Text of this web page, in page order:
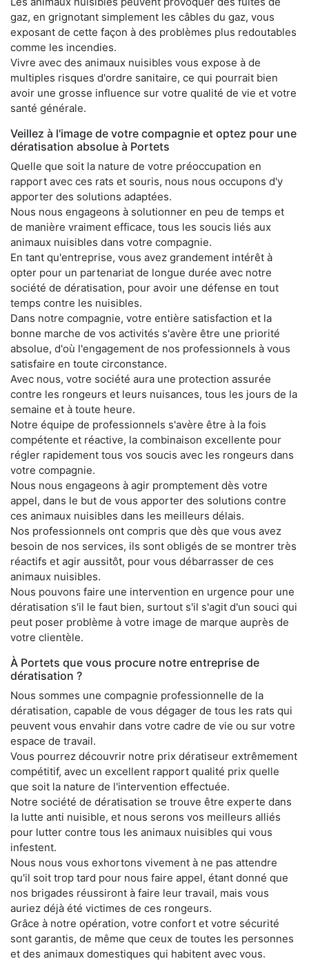
gaz, en grignotant simplement les câbles du gaz, vous
exposant de cette façon à des problèmes plus redoutables
comme les incendies.
Vivre avec des animaux nuisibles vous expose à de
multiples risques d'ordre sanitaire, ce qui pourrait bien
avoir une grosse influence sur votre qualité de vie et votre
santé générale.
Veillez à l'image de votre compagnie et optez pour une
dératisation absolue à Portets
Quelle que soit la nature de votre préoccupation en
rapport avec ces rats et souris, nous nous occupons d'y
apporter des solutions adaptées.
Nous nous engageons à solutionner en peu de temps et
de manière vraiment efficace, tous les soucis liés aux
animaux nuisibles dans votre compagnie.
En tant qu'entreprise, vous avez grandement intérêt à
opter pour un partenariat de longue durée avec notre
société de dératisation, pour avoir une défense en tout
temps contre les nuisibles.
Dans notre compagnie, votre entière satisfaction et la
bonne marche de vos activités s'avère être une priorité
absolue, d'où l'engagement de nos professionnels à vous
satisfaire en toute circonstance.
Avec nous, votre société aura une protection assurée
contre les rongeurs et leurs nuisances, tous les jours de la
semaine et à toute heure.
Notre équipe de professionnels s'avère être à la fois
compétente et réactive, la combinaison excellente pour
régler rapidement tous vos soucis avec les rongeurs dans
votre compagnie.
Nous nous engageons à agir promptement dès votre
appel, dans le but de vous apporter des solutions contre
ces animaux nuisibles dans les meilleurs délais.
Nos professionnels ont compris que dès que vous avez
besoin de nos services, ils sont obligés de se montrer très
réactifs et agir aussitôt, pour vous débarrasser de ces
animaux nuisibles.
Nous pouvons faire une intervention en urgence pour une
dératisation s'il le faut bien, surtout s'il s'agit d'un souci qui
peut poser problème à votre image de marque auprès de
votre clientèle.
À Portets que vous procure notre entreprise de
dératisation ?
Nous sommes une compagnie professionnelle de la
dératisation, capable de vous dégager de tous les rats qui
peuvent vous envahir dans votre cadre de vie ou sur votre
espace de travail.
Vous pourrez découvrir notre prix dératiseur extrêmement
compétitif, avec un excellent rapport qualité prix quelle
que soit la nature de l'intervention effectuée.
Notre société de dératisation se trouve être experte dans
la lutte anti nuisible, et nous serons vos meilleurs alliés
pour lutter contre tous les animaux nuisibles qui vous
infestent.
Nous nous vous exhortons vivement à ne pas attendre
qu'il soit trop tard pour nous faire appel, étant donné que
nos brigades réussiront à faire leur travail, mais vous
auriez déjà été victimes de ces rongeurs.
Grâce à notre opération, votre confort et votre sécurité
sont garantis, de même que ceux de toutes les personnes
et des animaux domestiques qui habitent avec vous.